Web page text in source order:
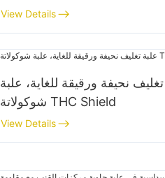
View Details
نحيفة ورقيقة للغاية، علبة
شوكولاتة THC Shield
View Details